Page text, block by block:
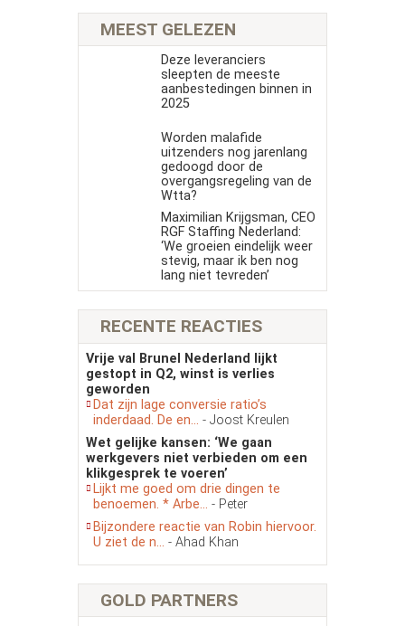
MEEST GELEZEN
Deze leveranciers
sleepten de meeste
aanbestedingen binnen in
2025
Worden malafide
uitzenders nog jarenlang
gedoogd door de
overgangsregeling van de
Wtta?
Maximilian Krijgsman, CEO
RGF Staffing Nederland:
‘We groeien eindelijk weer
stevig, maar ik ben nog
lang niet tevreden’
RECENTE REACTIES
Vrije val Brunel Nederland lijkt
gestopt in Q2, winst is verlies
geworden
Dat zijn lage conversie ratio’s
inderdaad. De en... - Joost Kreulen
Wet gelijke kansen: ‘We gaan
werkgevers niet verbieden om een
klikgesprek te voeren’
Lijkt me goed om drie dingen te
benoemen. * Arbe... - Peter
Bijzondere reactie van Robin hiervoor.
U ziet de n... - Ahad Khan
GOLD PARTNERS